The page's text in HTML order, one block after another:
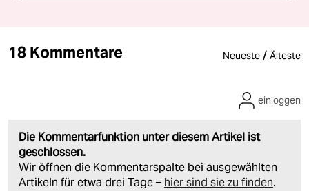
18 Kommentare Neueste / Älteste
Die Kommentarfunktion unter diesem Artikel ist
geschlossen.
Wir öffnen die Kommentarspalte bei ausgewählten
Artikeln für etwa drei Tage – hier sind sie zu finden.
einloggen